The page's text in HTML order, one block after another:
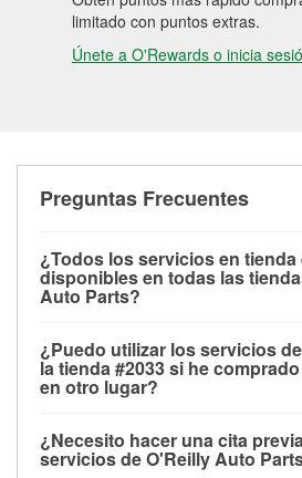
limitado con puntos extras.
Únete a O'Rewards o inicia
Preguntas Frecuentes
¿Todos los servicios en tienda
disponibles en todas las
Auto Parts?
las pruebas de batería, pruebas
motor de arranque, revisión de la
con O'Reilly VeriScan® e
limpiaparabrisas o bombillas,
todas las tiendas O'Reilly Auto
¿Puedo utilizar los servicios
la tienda #2033 si he
en otro lugar?
de O'Reilly Auto Parts que estén
¿Necesito hacer una cita
servicios de O'Reilly Auto